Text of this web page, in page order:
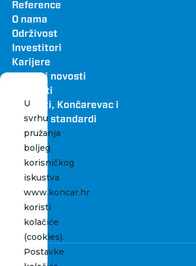
Reference
O nama
Održivost
Investitori
Karijere
Vijesti i novosti
Kontakti
Katalozi, Končarevac i
grafički standardi
U
svrhu
pružanja
boljeg
korisničkog
iskustva
www.koncar.hr
koristi
kolačiće
(cookies).
Postavke